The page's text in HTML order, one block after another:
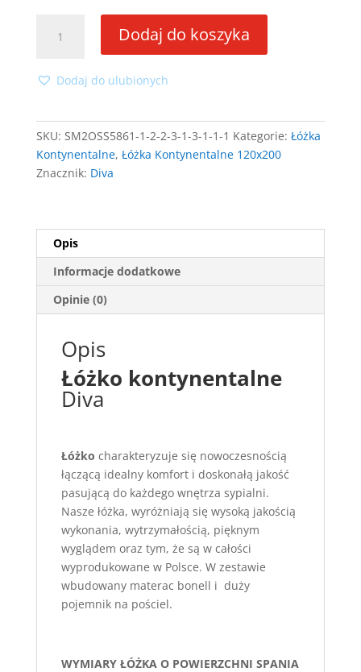
Łóżko
kontynentalne
narożne
z
materacem
bonell
Dodaj do koszyka
Dodaj do ulubionych
SKU: SM2OSS5861-1-2-2-3-1-3-1-1-1 Kategorie: Łóżka
Kontynentalne, Łóżka Kontynentalne 120x200
Znacznik: Diva
Opis
Informacje dodatkowe
Opinie (0)
Opis
Łóżko kontynentalne
Diva
Łóżko charakteryzuje się nowoczesnością
łączącą idealny komfort i doskonałą jakość
pasującą do każdego wnętrza sypialni.
Nasze łóżka, wyróżniają się wysoką jakością
wykonania, wytrzymałością, pięknym
wyglądem oraz tym, że są w całości
wyprodukowane w Polsce. W zestawie
wbudowany materac bonell i duży
pojemnik na pościel.
WYMIARY ŁÓŻKA O POWIERZCHNI SPANIA